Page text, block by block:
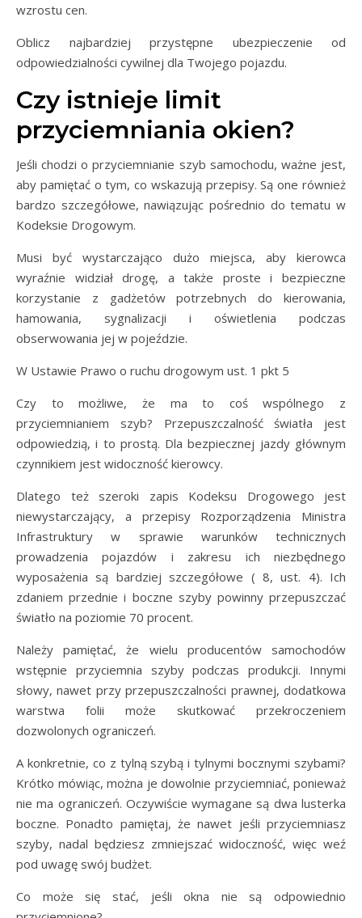
wzrostu cen.
Oblicz najbardziej przystępne ubezpieczenie od
odpowiedzialności cywilnej dla Twojego pojazdu.
Czy istnieje limit
przyciemniania okien?
Jeśli chodzi o przyciemnianie szyb samochodu, ważne jest,
aby pamiętać o tym, co wskazują przepisy. Są one również
bardzo szczegółowe, nawiązując pośrednio do tematu w
Kodeksie Drogowym.
Musi być wystarczająco dużo miejsca, aby kierowca
wyraźnie widział drogę, a także proste i bezpieczne
korzystanie z gadżetów potrzebnych do kierowania,
hamowania, sygnalizacji i oświetlenia podczas
obserwowania jej w pojeździe.
W Ustawie Prawo o ruchu drogowym ust. 1 pkt 5
Czy to możliwe, że ma to coś wspólnego z
przyciemnianiem szyb? Przepuszczalność światła jest
odpowiedzią, i to prostą. Dla bezpiecznej jazdy głównym
czynnikiem jest widoczność kierowcy.
Dlatego też szeroki zapis Kodeksu Drogowego jest
niewystarczający, a przepisy Rozporządzenia Ministra
Infrastruktury w sprawie warunków technicznych
prowadzenia pojazdów i zakresu ich niezbędnego
wyposażenia są bardziej szczegółowe ( 8, ust. 4). Ich
zdaniem przednie i boczne szyby powinny przepuszczać
światło na poziomie 70 procent.
Należy pamiętać, że wielu producentów samochodów
wstępnie przyciemnia szyby podczas produkcji. Innymi
słowy, nawet przy przepuszczalności prawnej, dodatkowa
warstwa folii może skutkować przekroczeniem
dozwolonych ograniczeń.
A konkretnie, co z tylną szybą i tylnymi bocznymi szybami?
Krótko mówiąc, można je dowolnie przyciemniać, ponieważ
nie ma ograniczeń. Oczywiście wymagane są dwa lusterka
boczne. Ponadto pamiętaj, że nawet jeśli przyciemniasz
szyby, nadal będziesz zmniejszać widoczność, więc weź
pod uwagę swój budżet.
Co może się stać, jeśli okna nie są odpowiednio